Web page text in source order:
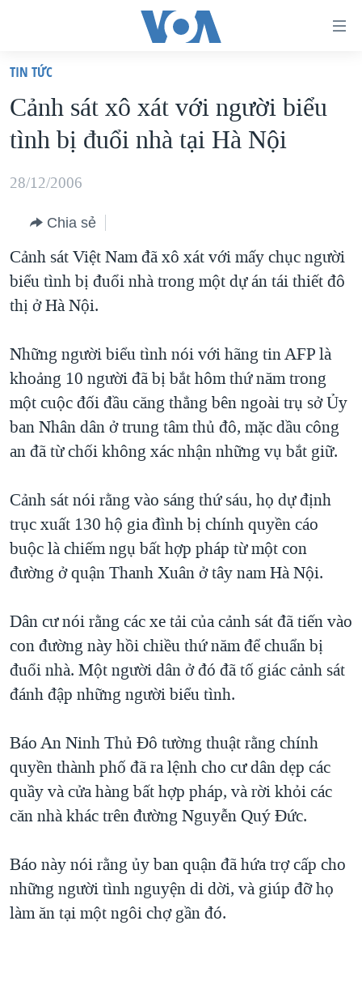
truy
cập
Tới
dung
chính
điều
hướng
chính
tới
"Tìm"
VIỆT NAM
HOA KỲ
BIỂN ĐÔNG
BLOG
DIỄN ĐÀN
MỤC
VẠCH TRẦN TIN GIẢ
NGƯỜI VIỆT HẢI NGOẠI
ĐỜI SỐNG
SỨC KHOẺ
VĂN HOÁ
THỂ THAO
GIÁO DỤC
CHUYÊN ĐỀ
CHIẾN TRANH THƯƠNG MẠI CỦA MỸ: QUÁ KHỨ VÀ HIỆN
TẠI
HÀNH TRÌNH BẦU CỬ 2024
MỘT NĂM CHIẾN TRANH TẠI DẢI GAZA
GIẢI MÃ VÀNH ĐAI & CON ĐƯỜNG
TRỊNH VĨNH BÌNH - NGƯỜI HẠ 'BÊN THẮNG CUỘC'
GROUND ZERO – XƯA VÀ NAY
CHI PHÍ CHIẾN TRANH AFGHANISTAN
THƯỢNG ĐỈNH TRUMP-KIM TẠI VIỆT NAM
TRỊNH VĨNH BÌNH VS. CHÍNH PHỦ VIỆT NAM
NGƯ DÂN VIỆT VÀ LÀN SÓNG TRỘM HẢI SÂM
QUAN HỆ VIỆT MỸ
HỌC TIẾNG ANH
VIDEO
NGHE
MẠNG XÃ HỘI
Ngôn ngữ khác
TIN TỨC
Cảnh sát xô xát với người biểu
tình bị đuổi nhà tại Hà Nội
28/12/2006
Chia sẻ
Cảnh sát Việt Nam đã xô xát với mấy chục người
biểu tình bị đuổi nhà trong một dự án tái thiết đô
thị ở Hà Nội.
Những người biểu tình nói với hãng tin AFP là
khoảng 10 người đã bị bắt hôm thứ năm trong
một cuộc đối đầu căng thẳng bên ngoài trụ sở Ủy
ban Nhân dân ở trung tâm thủ đô, mặc dầu công
an đã từ chối không xác nhận những vụ bắt giữ.
Cảnh sát nói rằng vào sáng thứ sáu, họ dự định
trục xuất 130 hộ gia đình bị chính quyền cáo
buộc là chiếm ngụ bất hợp pháp từ một con
đường ở quận Thanh Xuân ở tây nam Hà Nội.
Dân cư nói rằng các xe tải của cảnh sát đã tiến vào
con đường này hồi chiều thứ năm để chuẩn bị
đuổi nhà. Một người dân ở đó đã tố giác cảnh sát
đánh đập những người biểu tình.
Báo An Ninh Thủ Đô tường thuật rằng chính
quyền thành phố đã ra lệnh cho cư dân dẹp các
quầy và cửa hàng bất hợp pháp, và rời khỏi các
căn nhà khác trên đường Nguyễn Quý Đức.
Báo này nói rằng ủy ban quận đã hứa trợ cấp cho
những người tình nguyện di dời, và giúp đỡ họ
làm ăn tại một ngôi chợ gần đó.